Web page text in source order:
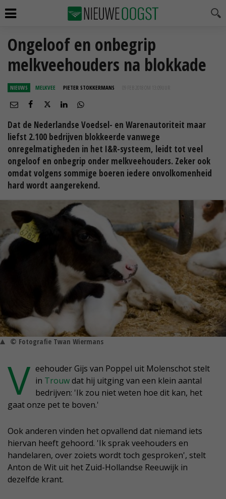
Ongeloof en onbegrip
melkveehouders na blokkade
NIEUWS MELKVEE PIETER STOKKERMANS 09 FEB 2018 OM 13:09
Dat de Nederlandse Voedsel- en Warenautoriteit maar
liefst 2.100 bedrijven blokkeerde vanwege
onregelmatigheden in het I&R-systeem, leidt tot veel
ongeloof en onbegrip onder melkveehouders. Zeker ook
omdat volgens sommige boeren iedere onvolkomenheid
hard wordt aangerekend.
© Fotografie Twan Wiermans
V eehouder Gijs van Poppel uit Molenschot stelt
in Trouwdat hij uitging van een klein aantal
bedrijven: 'Ik zou niet weten hoe dit kan, het
gaat onze pet te boven.'
Ook anderen vinden het opvallend dat niemand iets
hiervan heeft gehoord. 'Ik sprak veehouders en
handelaren, over zoiets wordt toch gesproken', stelt
Anton de Wit uit het Zuid-Hollandse Reeuwijk in
dezelfde krant.